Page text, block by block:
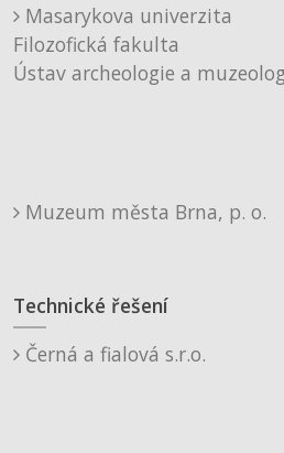
Masarykova univerzita
Filozofická fakulta
Ústav archeologie a
Muzeum města Brna, p. o.
Technické řešení
Černá a fialová s.r.o.